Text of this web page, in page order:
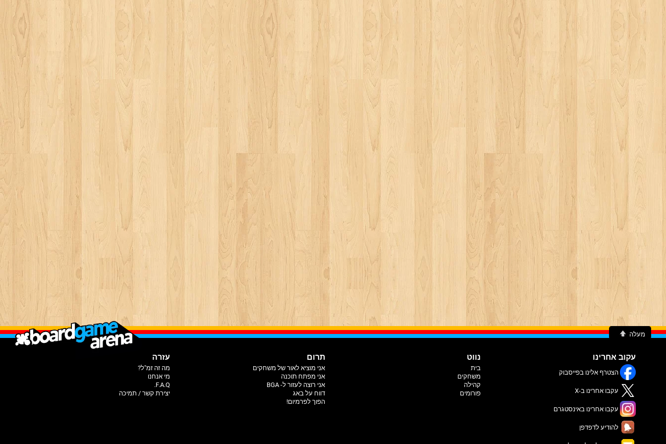
מעלה
עזרה
מה זה זמ"ל?
מי אנחנו
F.A.Q.
יצירת קשר / תמיכה
תרום
אני מוציא לאור של משחקים
אני מפתח תוכנה
אני רוצה לעזור ל- BGA
דווח על באג
הפוך לפרמיום!
נווט
בית
משחקים
קהילה
פורומים
עקוב אחרינו
הצטרף אלינו בפייסבוק
עקבו אחרינו ב-X
עקבו אחרינו באינסטגרם
להודיע לדפדפן